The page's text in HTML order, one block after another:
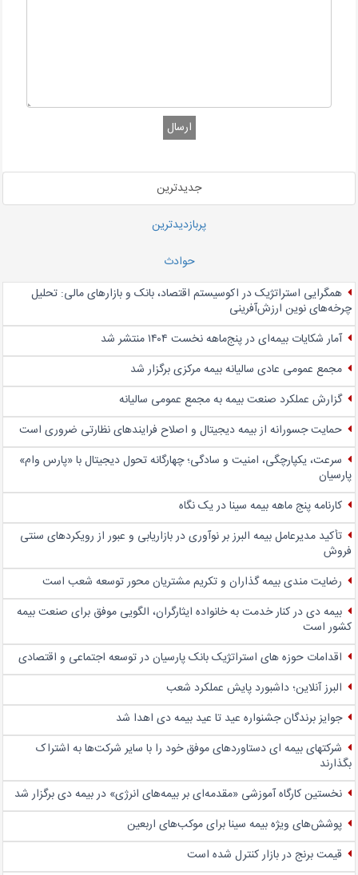
ارسال
جدیدترین
پربازدیدترین
حوادث
همگرایی استراتژیک در اکوسیستم اقتصاد، بانک و بازارهای مالی: تحلیل
چرخه‌های نوین ارزش‌آفرینی
آمار شکایات بیمه‌ای در پنج‌‌ماهه نخست ۱۴۰۴ منتشر شد
مجمع عمومی عادی سالیانه بیمه مرکزی برگزار شد
گزارش عملکرد صنعت بیمه به مجمع عمومی سالیانه
حمایت جسورانه از بیمه دیجیتال و اصلاح فرایندهای نظارتی ضروری است
سرعت، یکپارچگی، امنیت و سادگی؛ چهار‌گانه تحول دیجیتال با «پارس وام»
پارسیان
کارنامه پنج ماهه بیمه سینا در یک نگاه
تأکید مدیرعامل بیمه البرز بر نوآوری در بازاریابی و عبور از رویکردهای سنتی
فروش
رضایت مندی بیمه گذاران و تکریم مشتریان محور توسعه شعب است
بیمه دی در کنار خدمت به خانواده ایثارگران، الگویی موفق برای صنعت بیمه
کشور است
اقدامات حوزه های استراتژیک بانک پارسیان در توسعه اجتماعی و اقتصادی
البرز آنلاین؛ داشبورد پایش عملکرد شعب
جوایز برندگان جشنواره عید تا عید بیمه دی اهدا شد
شرکتهای بیمه ای دستاوردهای موفق خود را با سایر شرکت‌ها به اشتراک
بگذارند
نخستین کارگاه آموزشی «مقدمه‌ای بر بیمه‌های انرژی» در بیمه دی برگزار شد
پوشش‌های ویژه بیمه سینا برای موکب‌های اربعین
قیمت برنج در بازار کنترل شده است